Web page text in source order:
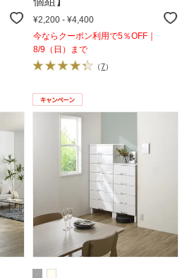
¥2,200 - ¥4,400
今ならクーポン利用で5％OFF｜
8/9（日）まで
（7）